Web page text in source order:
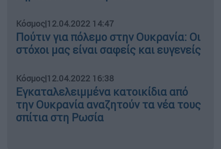
Κόσμος|12.04.2022 14:47
Πούτιν για πόλεμο στην Ουκρανία: Οι
στόχοι μας είναι σαφείς και ευγενείς
Κόσμος|12.04.2022 16:38
Εγκαταλελειμμένα κατοικίδια από
την Ουκρανία αναζητούν τα νέα τους
σπίτια στη Ρωσία